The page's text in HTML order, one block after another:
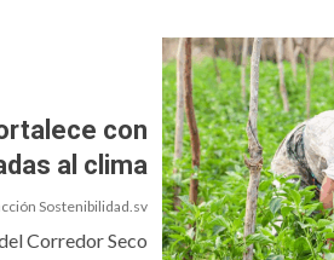
con
al clima
Sostenibilidad.sv
Corredor Seco